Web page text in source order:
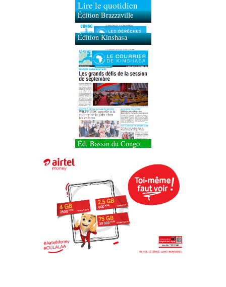
Lire le quotidien
Édition Brazzaville
Édition Kinshasa
Éd. Bassin du Congo